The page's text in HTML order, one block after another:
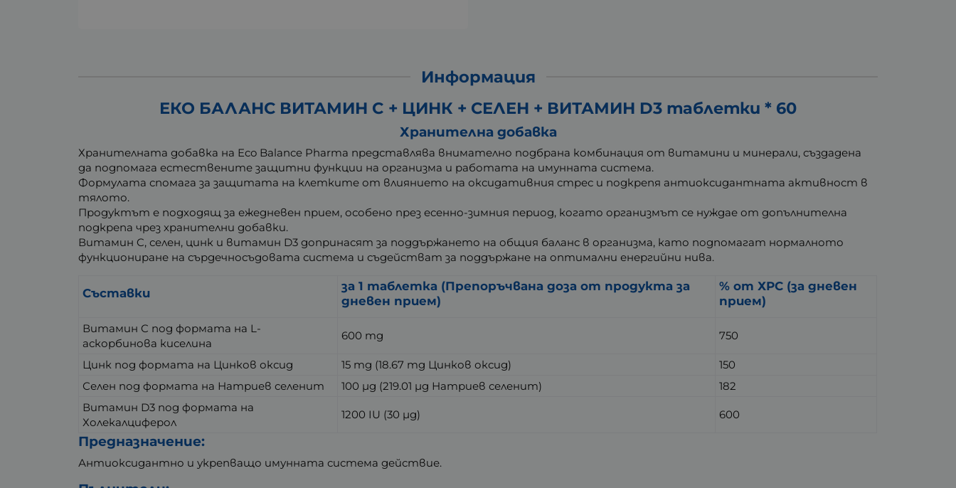
Информация
ЕКО БАЛАНС ВИТАМИН C + ЦИНК + СЕЛЕН + ВИТАМИН D3 таблетки * 60
Хранителна добавка
Хранителната добавка на Eco Balance Pharma представлява внимателно подбрана комбинация от витамини и минерали, създадена
да подпомага естествените защитни функции на организма и работата на имунната система.
Формулата спомага за защитата на клетките от влиянието на оксидативния стрес и подкрепя антиоксидантната активност в
тялото.
Продуктът е подходящ за ежедневен прием, особено през есенно-зимния период, когато организмът се нуждае от допълнителна
подкрепа чрез хранителни добавки.
Витамин C, селен, цинк и витамин D3 допринасят за поддържането на общия баланс в организма, като подпомагат нормалното
функциониране на сърдечносъдовата система и съдействат за поддържане на оптимални енергийни нива.
Съставки
за 1 таблетка (Препоръчвана доза от продукта за
дневен прием)
% от ХРС (за дневен
прием)
Витамин C под формата на L-
аскорбинова киселина
600 mg 750
Цинк под формата на Цинков оксид 15 mg (18.67 mg Цинков оксид)
150
Селен под формата на Натриев селенит
100 µg (219.01 µg Натриев селенит)
182
Витамин D3 под формата на
Холекалциферол
1200 IU (30 µg) 600
Предназначение:
Антиоксидантно и укрепващо имунната система действие.